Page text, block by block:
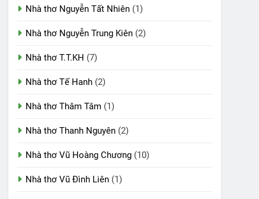
Nhà thơ Nguyễn Tất Nhiên (1)
Nhà thơ Nguyễn Trung Kiên (2)
Nhà thơ T.T.KH (7)
Nhà thơ Tế Hanh (2)
Nhà thơ Thâm Tâm (1)
Nhà thơ Thanh Nguyên (2)
Nhà thơ Vũ Hoàng Chương (10)
Nhà thơ Vũ Đình Liên (1)